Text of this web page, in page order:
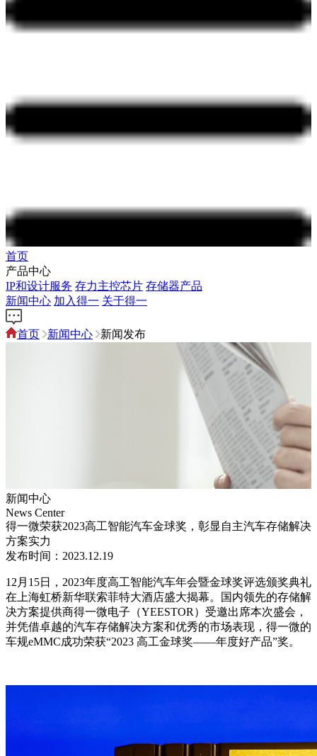
首页
产品中心
IP和设计服务 存力主控芯片 存储器产品
新闻中心 加入得一 关于得一
首页 新闻中心 新闻发布
新闻中心
News Center
得一微荣获2023高工智能汽车金球奖，彰显自主汽车存储解决
方案实力
发布时间：2023.12.19
12月15日，2023年度高工智能汽车年会暨金球奖评选颁奖典礼
在上海虹桥新华联索菲特大酒店盛大揭幕。国内领先的存储解
决方案提供商得一微电子（YEESTOR）受邀出席本次盛会，
并凭借卓越的汽车存储解决方案和优秀的市场表现，得一微的
车规eMMC成功荣获“2023 高工金球奖——年度好产品”奖。